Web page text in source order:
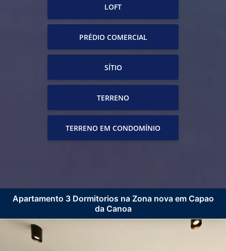
LOFT
PRÉDIO COMERCIAL
SÍTIO
TERRENO
TERRENO EM CONDOMÍNIO
Apartamento 3 Dormitorios na Zona nova em Capao
da Canoa